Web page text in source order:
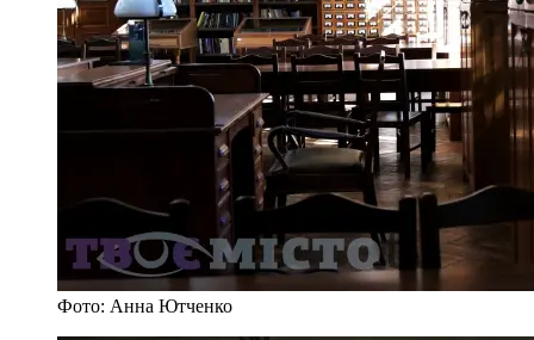
Фото: Анна Ютченко